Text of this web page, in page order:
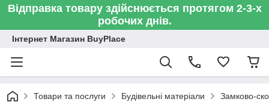
Відправка товару здійснюється протягом 2-3-х
робочих днів.
Інтернет Магазин BuyPlace
Товари та послуги Будівельні матеріали Замково-